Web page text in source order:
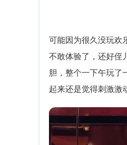
可能因为很久没玩欢
不敢体验了，还好侄
胆，整个一下午玩了
起来还是觉得刺激激